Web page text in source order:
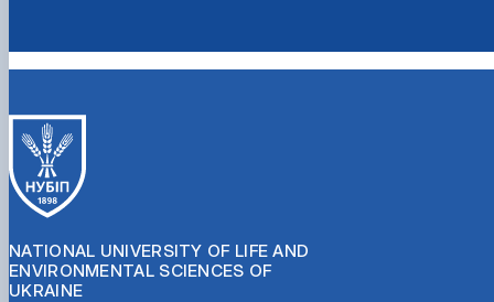
NATIONAL UNIVERSITY OF LIFE AND
ENVIRONMENTAL SCIENCES OF
UKRAINE